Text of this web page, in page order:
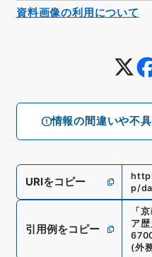
情報の間違いや不
URIをコピー
p/
引用例をコピー
「 京
ア
(外
資料画像の利用について